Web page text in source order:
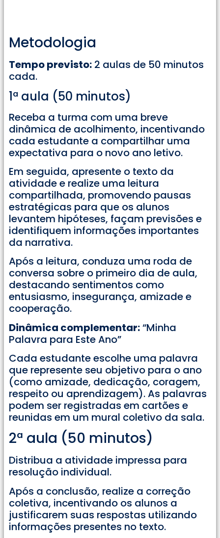
Metodologia
Tempo previsto: 2 aulas de 50 minutos
cada.
1ª aula (50 minutos)
Receba a turma com uma breve
dinâmica de acolhimento, incentivando
cada estudante a compartilhar uma
expectativa para o novo ano letivo.
Em seguida, apresente o texto da
atividade e realize uma leitura
compartilhada, promovendo pausas
estratégicas para que os alunos
levantem hipóteses, façam previsões e
identifiquem informações importantes
da narrativa.
Após a leitura, conduza uma roda de
conversa sobre o primeiro dia de aula,
destacando sentimentos como
entusiasmo, insegurança, amizade e
cooperação.
Dinâmica complementar:“Minha
Palavra para Este Ano”
Cada estudante escolhe uma palavra
que represente seu objetivo para o ano
(como amizade, dedicação, coragem,
respeito ou aprendizagem). As palavras
podem ser registradas em cartões e
reunidas em um mural coletivo da sala.
2ª aula (50 minutos)
Distribua a atividade impressa para
resolução individual.
Após a conclusão, realize a correção
coletiva, incentivando os alunos a
justificarem suas respostas utilizando
informações presentes no texto.